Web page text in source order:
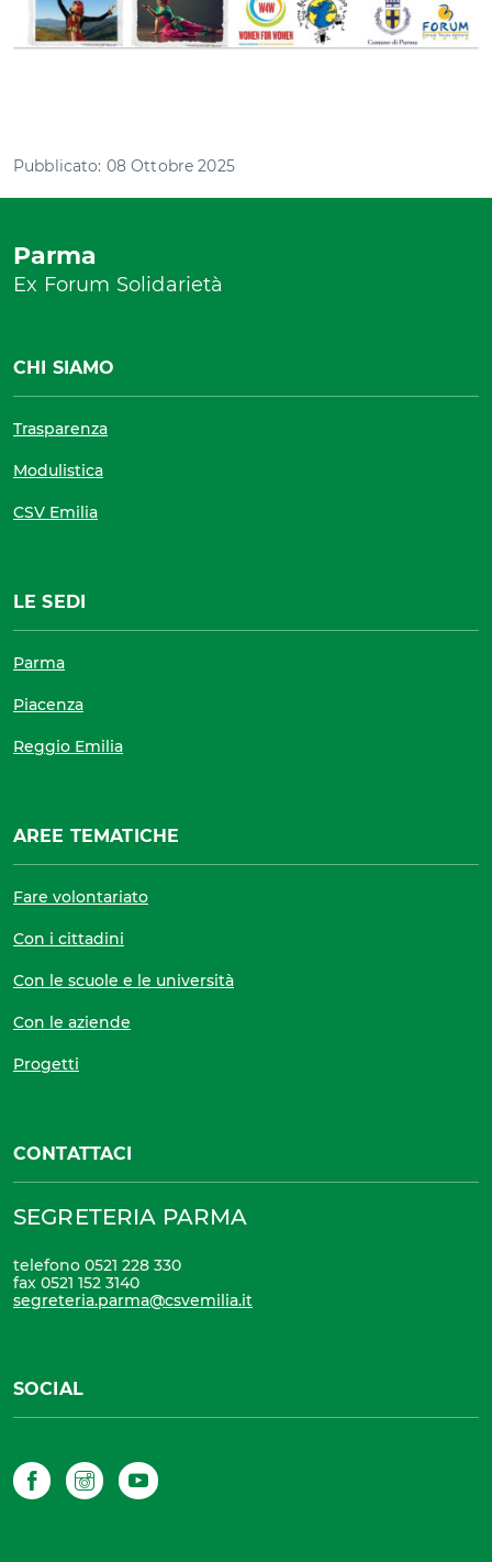
Pubblicato: 08 Ottobre 2025
Parma
Ex Forum Solidarietà
CHI SIAMO
Trasparenza
Modulistica
CSV Emilia
LE SEDI
Parma
Piacenza
Reggio Emilia
AREE TEMATICHE
Fare volontariato
Con i cittadini
Con le scuole e le università
Con le aziende
Progetti
CONTATTACI
SEGRETERIA PARMA
telefono 0521 228 330
fax 0521 152 3140
segreteria.parma@csvemilia.it
SOCIAL
FacebookInstagram